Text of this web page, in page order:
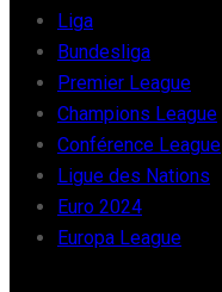
Liga
Bundesliga
Premier League
Champions League
Conférence League
Ligue des Nations
Euro 2024
Europa League